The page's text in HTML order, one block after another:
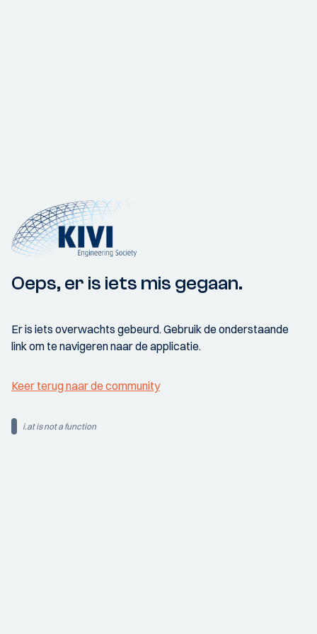
Oeps, er is iets mis gegaan.
Er is iets overwachts gebeurd. Gebruik de onderstaande
link om te navigeren naar de applicatie.
Keer terug naar de community
i.at is not a function